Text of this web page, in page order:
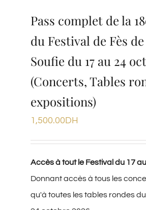
Pass complet de la
du Festival de Fès
Soufie du 17 au 24
(Concerts, Tables
expositions)
1,500.00DH
Accès à tout le Festival du 17
Donnant accès à tous les
qu'à toutes les tables rondes